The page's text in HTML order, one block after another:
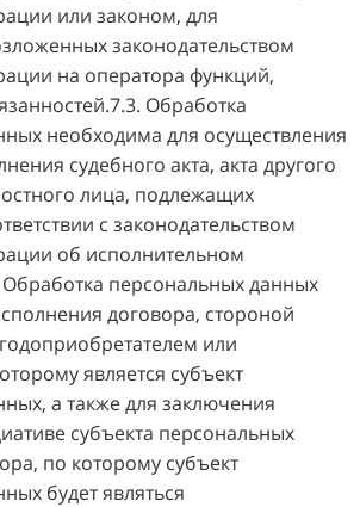
или законом, для
законодательством
на оператора функций,
Обработка
необходима для осуществления
судебного акта, акта другого
лица, подлежащих
с законодательством
об исполнительном
Обработка персональных данных
договора, стороной
или
является субъект
а также для заключения
субъекта персональных
по которому субъект
будет являться